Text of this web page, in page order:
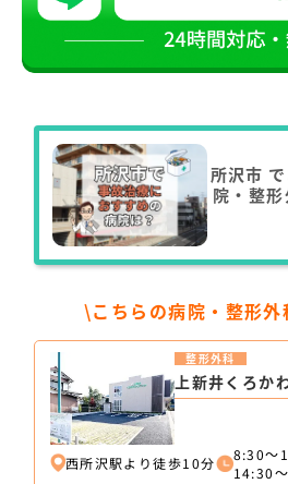
所沢市
院・整
\こちらの病院・整形
上新井くろか
整形外科
西所沢駅より徒歩10分
8:30～
14:30